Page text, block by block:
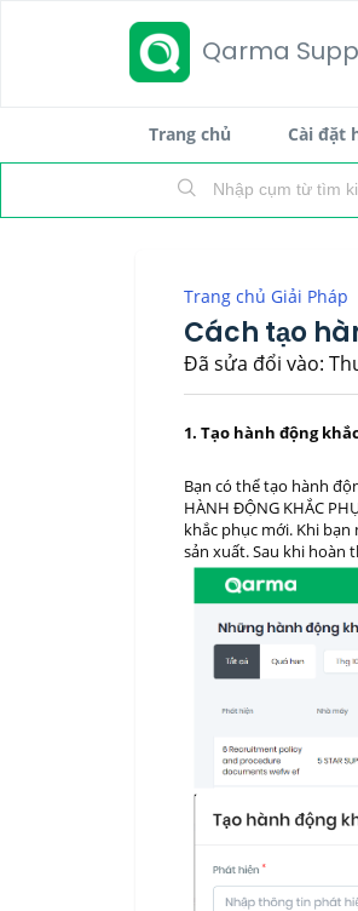
Qarma
Trang chủ Cài đặt
Trang chủ Giải Pháp
Cách tạo
Đã sửa đổi vào:
1. Tạo hành động
Bạn có thể tạo hành
HÀNH ĐỘNG KHẮC
khắc phục mới. Khi
sản xuất. Sau khi hoàn